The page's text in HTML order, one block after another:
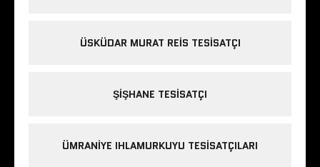
ÜSKÜDAR MURAT REIS TESISATÇI
ŞIŞHANE TESISATÇI
ÜMRANIYE IHLAMURKUYU TESISATÇILARI